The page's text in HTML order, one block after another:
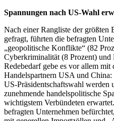
Spannungen nach US-Wahl
Nach einer Rangliste der größten
gefragt, führten die befragten
„geopolitische Konflikte“ (82
Cyberkriminalität (8 Prozent) und
Redebedarf gebe es vor allem mit
Handelspartnern USA und
US-Präsidentschaftswahl werden
zunehmende handelspolitische
wichtigstem Verbündeten
befragten Unternehmen